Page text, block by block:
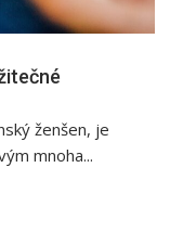
ženšen, je
mnoha...